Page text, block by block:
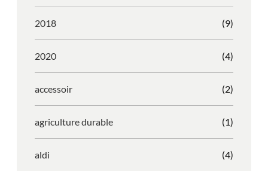
2018 (9)
2020 (4)
accessoir (2)
agriculture durable (1)
aldi (4)